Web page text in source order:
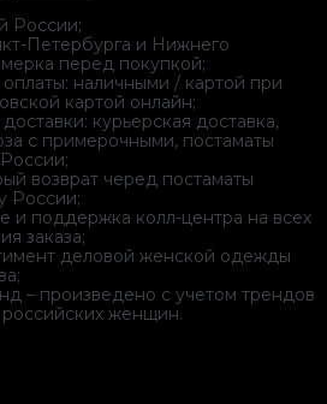
России;
Петербурга и Нижнего
перед покупкой;
наличными / картой при
картой онлайн;
курьерская доставка,
с примерочными, постаматы
возврат черед постаматы
России;
и поддержка колл-центра на всех
заказа;
деловой женской одежды
– произведено с учетом трендов
женщин.